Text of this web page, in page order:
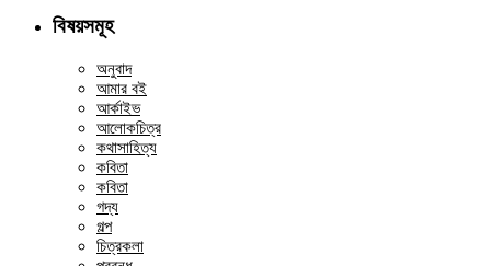
বিষয়সমূহ
অনুবাদ
আমার বই
আর্কাইভ
আলোকচিত্র
কথাসাহিত্য
কবিতা
কবিতা
গদ্য
গল্প
চিত্রকলা